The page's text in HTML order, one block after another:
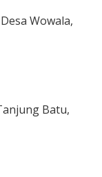
Wowala,
Batu,